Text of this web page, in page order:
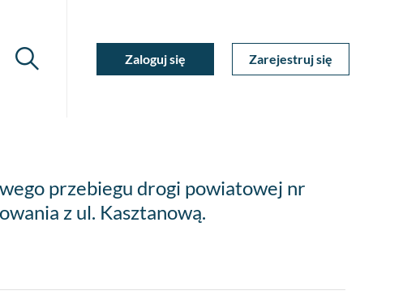
Wyszukiwarka
MojeZaloguj się Zarejestruj się
przebiegu drogi powiatowej nr
z ul. Kasztanową.